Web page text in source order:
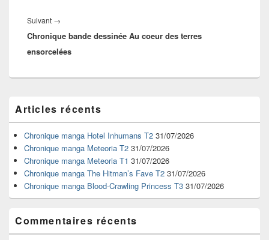
Suivant →
suivant :
Chronique bande dessinée Au coeur des terres
ensorcelées
principale
de
widget
pour
barre
latérale
Articles récents
Chronique manga Hotel Inhumans T2 31/07/2026
Chronique manga Meteoria T2 31/07/2026
Chronique manga Meteoria T1 31/07/2026
Chronique manga The Hitman’s Fave T2 31/07/2026
Chronique manga Blood-Crawling Princess T3 31/07/2026
Commentaires récents